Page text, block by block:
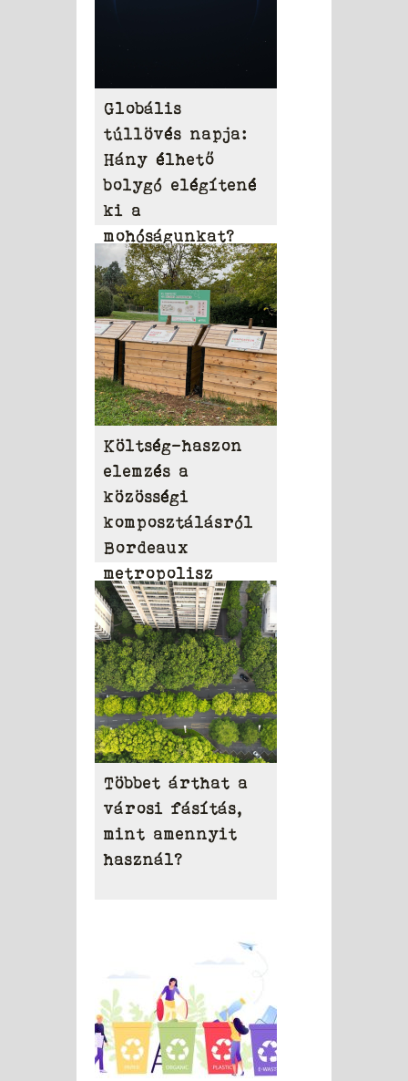
Globális
túllövés napja:
Hány élhető
bolygó elégítené
ki a
mohóságunkat?
Költség-haszon
elemzés a
közösségi
komposztálásról
Bordeaux
metropolisz
területén
Többet árthat a
városi fásítás,
mint amennyit
használ?